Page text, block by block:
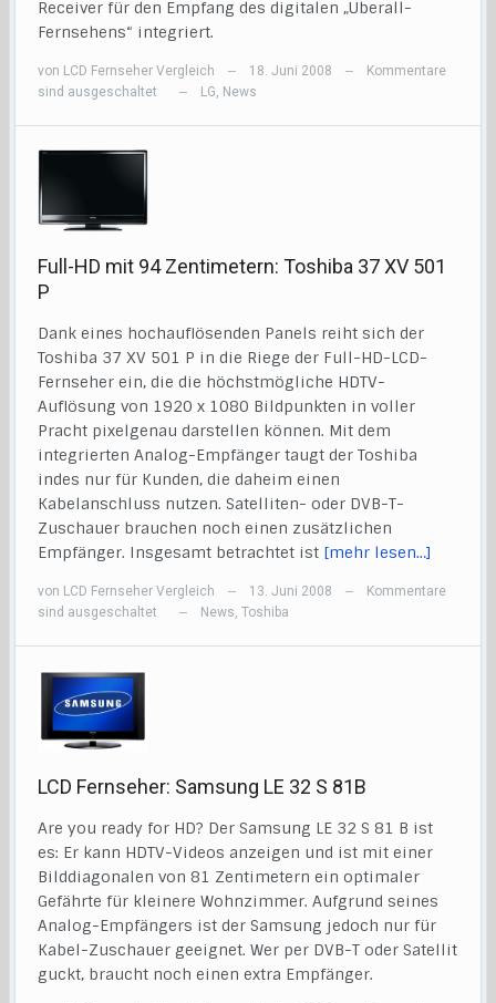
Receiver für den Empfang des digitalen „Überall-
Fernsehens“ integriert.
von LCD Fernseher Vergleich — 18. Juni 2008 —
Kommentare
sind ausgeschaltet
— LG, News
Full-HD mit 94 Zentimetern: Toshiba 37 XV 501
P
Dank eines hochauflösenden Panels reiht sich der
Toshiba 37 XV 501 P in die Riege der Full-HD-LCD-
Fernseher ein, die die höchstmögliche HDTV-
Auflösung von 1920 x 1080 Bildpunkten in voller
Pracht pixelgenau darstellen können. Mit dem
integrierten Analog-Empfänger taugt der Toshiba
indes nur für Kunden, die daheim einen
Kabelanschluss nutzen. Satelliten- oder DVB-T-
Zuschauer brauchen noch einen zusätzlichen
Empfänger. Insgesamt betrachtet ist [mehr lesen…]
von LCD Fernseher Vergleich — 13. Juni 2008 —
Kommentare
sind ausgeschaltet
— News,Toshiba
LCD Fernseher: Samsung LE 32 S 81B
Are you ready for HD? Der Samsung LE 32 S 81 B ist
es: Er kann HDTV-Videos anzeigen und ist mit einer
Bilddiagonalen von 81 Zentimetern ein optimaler
Gefährte für kleinere Wohnzimmer. Aufgrund seines
Analog-Empfängers ist der Samsung jedoch nur für
Kabel-Zuschauer geeignet. Wer per DVB-T oder Satellit
guckt, braucht noch einen extra Empfänger.